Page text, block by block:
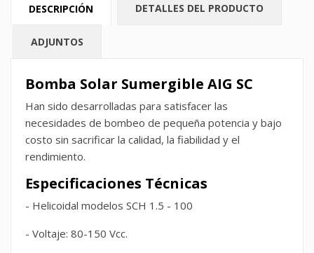
DESCRIPCIÓN DETALLES DEL PRODUCTO
ADJUNTOS
Bomba Solar Sumergible AIG SC
Han sido desarrolladas para satisfacer las
necesidades de bombeo de pequeña potencia y bajo
costo sin sacrificar la calidad, la fiabilidad y el
rendimiento.
Especificaciones Técnicas
- Helicoidal modelos SCH 1.5 - 100
- Voltaje: 80-150 Vcc.